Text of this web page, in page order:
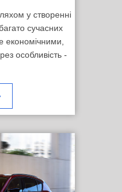
у створенні
сучасних
економічними,
особливість -